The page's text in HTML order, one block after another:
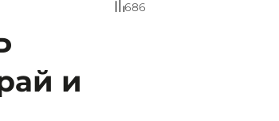
686
и